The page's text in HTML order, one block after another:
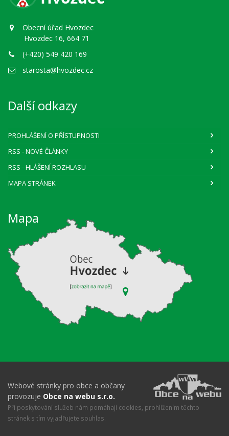
Obecní úřad Hvozdec
Hvozdec 16, 664 71
(+420) 549 420 169
starosta@hvozdec.cz
Další odkazy
PROHLÁŠENÍ O PŘÍSTUPNOSTI
RSS - NOVÉ ČLÁNKY
RSS - HLÁŠENÍ ROZHLASU
MAPA STRÁNEK
Mapa
Webové stránky pro obce a občany
provozuje Obce na webu s.r.o.
Při poskytování služeb nám pomáhají cookies, prohlížením těchto
stránek s tím vyjadřujete souhlas.